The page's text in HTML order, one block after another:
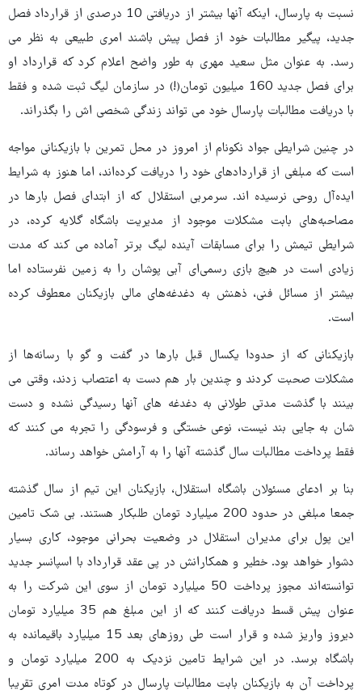
نسبت به پارسال، اینکه آنها بیشتر از دریافتی 10 درصدی از قرارداد فصل
جدید، پیگیر مطالبات خود از فصل پیش باشند امری طبیعی به نظر می
رسد. به عنوان مثل سعید مهری به طور واضح اعلام کرد که قرارداد او
برای فصل جدید 160 میلیون تومان(!) در سازمان لیگ ثبت شده و فقط
با دریافت مطالبات پارسال خود می تواند زندگی شخصی اش را بگذراند.
در چنین شرایطی جواد نکونام از امروز در محل تمرین با بازیکنانی مواجه
است که مبلغی از قراردادهای خود را دریافت کرده‌اند، اما هنوز به شرایط
ایده‌آل روحی نرسیده اند. سرمربی استقلال که از ابتدای فصل بارها در
مصاحبه‌های بابت مشکلات موجود از مدیریت باشگاه گلایه کرده، در
شرایطی تیمش را برای مسابقات آینده لیگ برتر آماده می کند که مدت
زیادی است در هیچ بازی رسمی‌ای آبی پوشان را به زمین نفرستاده اما
بیشتر از مسائل فنی، ذهنش به دغدغه‌های مالی بازیکنان معطوف کرده
است.
بازیکنانی که از حدودا یکسال قبل بارها در گفت و گو با رسانه‌ها از
مشکلات صحبت کردند و چندین بار هم دست به اعتصاب زدند، وقتی می
بینند با گذشت مدتی طولانی به دغدغه های آنها رسیدگی نشده و دست
شان به جایی بند نیست، نوعی خستگی و فرسودگی را تجربه می کنند که
فقط پرداخت مطالبات سال گذشته آنها را به آرامش خواهد رساند.
بنا بر ادعای مسئولان باشگاه استقلال، بازیکنان این تیم از سال گذشته
جمعا مبلغی در حدود 200 میلیارد تومان طلبکار هستند. بی شک تامین
این پول برای مدیران استقلال در وضعیت بحرانی موجود، کاری بسیار
دشوار خواهد بود. خطیر و همکارانش در پی عقد قرارداد با اسپانسر جدید
توانسته‌اند مجوز پرداخت 50 میلیارد تومان از سوی این شرکت را به
عنوان پیش قسط دریافت کنند که از این مبلغ هم 35 میلیارد تومان
دیروز واریز شده و قرار است طی روزهای بعد 15 میلیارد باقیمانده به
باشگاه برسد. در این شرایط تامین نزدیک به 200 میلیارد تومان و
پرداخت آن به بازیکنان بابت مطالبات پارسال در کوتاه مدت امری تقریبا